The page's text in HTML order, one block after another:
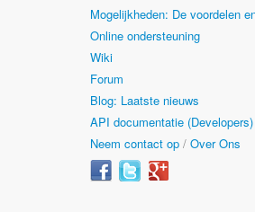
Mogelijkheden: De voordelen
Online ondersteuning
Wiki
Forum
Blog: Laatste nieuws
API documentatie (Developers)
Neem contact op / Over Ons